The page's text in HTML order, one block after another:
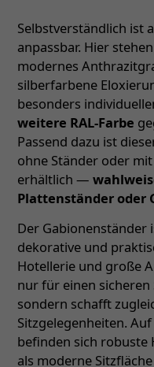
Selbstverständlich ist
anpassbar. Hier
modernes
silberfarbene
besonders
weitere RAL-Farbe
Passend dazu ist
ohne Ständer oder
erhältlich —
Plattenständer oder
Der Gabionenständer
dekorative und
Hotellerie und große
nur für einen sicheren
sondern schafft
Sitzgelegenheiten.
befinden sich robuste
als moderne